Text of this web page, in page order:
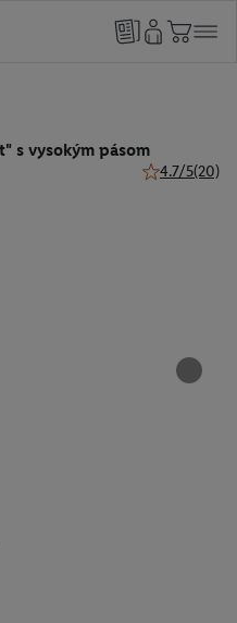
s vysokým pásom
4.7/5(20)